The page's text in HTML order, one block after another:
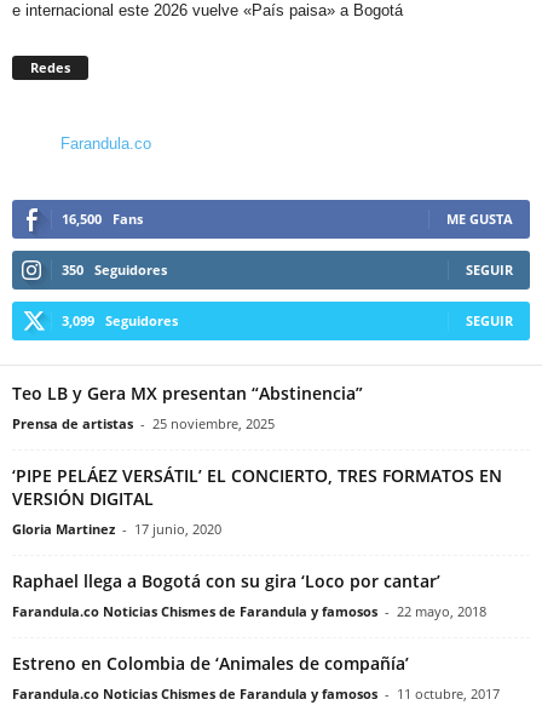
e internacional este 2026 vuelve «País paisa» a Bogotá
Redes
Farandula.co
16,500 Fans ME GUSTA
350 Seguidores SEGUIR
3,099 Seguidores SEGUIR
Teo LB y Gera MX presentan “Abstinencia”
Prensa de artistas - 25 noviembre, 2025
‘PIPE PELÁEZ VERSÁTIL’ EL CONCIERTO, TRES FORMATOS EN
VERSIÓN DIGITAL
Gloria Martinez - 17 junio, 2020
Raphael llega a Bogotá con su gira ‘Loco por cantar’
Farandula.co Noticias Chismes de Farandula y famosos - 22 mayo, 2018
Estreno en Colombia de ‘Animales de compañía’
Farandula.co Noticias Chismes de Farandula y famosos - 11 octubre, 2017